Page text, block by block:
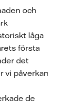
och
låga
första
det
vi påverkan
de